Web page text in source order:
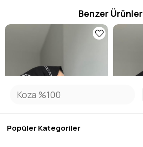
Benzer Ürünler
Popüler Kategoriler